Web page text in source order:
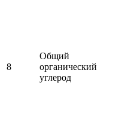
8
Общий
органический
углерод